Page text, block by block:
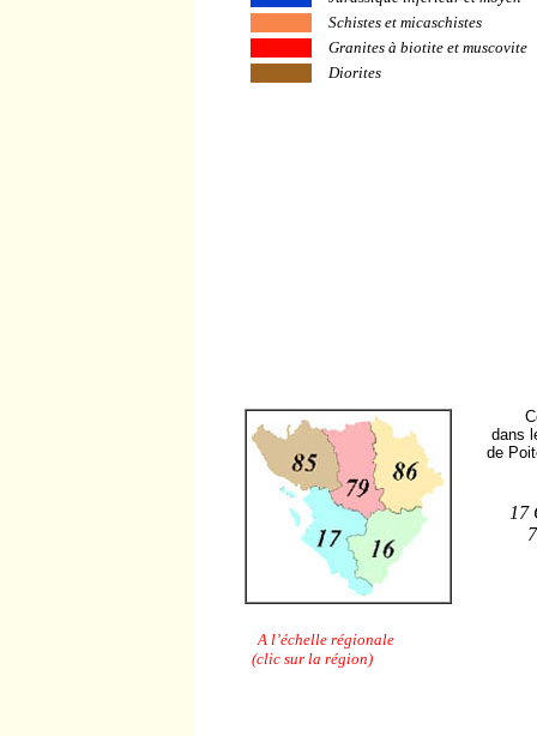
Schistes et micaschistes
Granites à biotite et muscovite
Diorites
dans
de
17
A l’échelle régionale
(clic sur la région)